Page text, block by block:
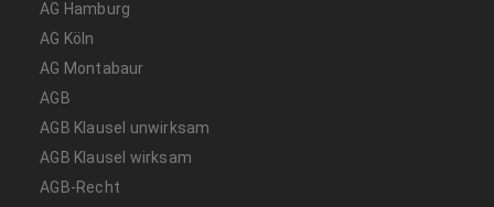
AG Hamburg
AG Köln
AG Montabaur
AGB
AGB Klausel unwirksam
AGB Klausel wirksam
AGB-Recht